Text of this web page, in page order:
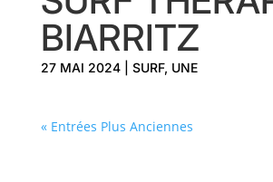
BIARRITZ
27 MAI 2024| SURF, UNE
« Entrées Plus Anciennes